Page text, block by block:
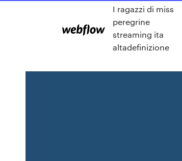
I ragazzi di miss
peregrine
streaming ita
altadefinizione